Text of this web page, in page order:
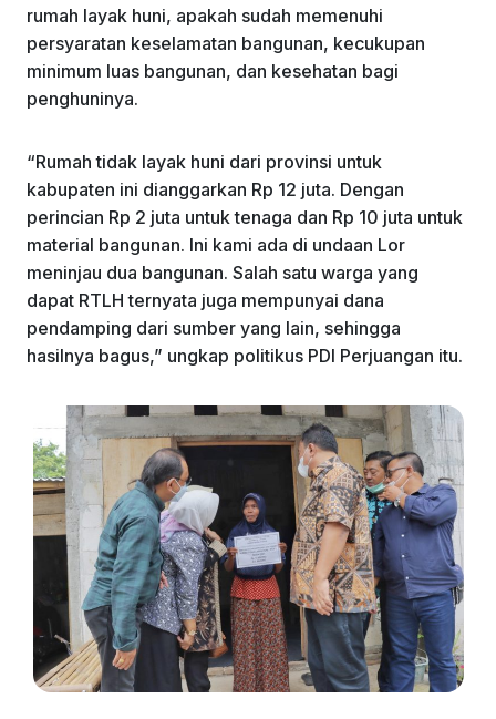
rumah layak huni, apakah sudah memenuhi
persyaratan keselamatan bangunan, kecukupan
minimum luas bangunan, dan kesehatan bagi
penghuninya.
“Rumah tidak layak huni dari provinsi untuk
kabupaten ini dianggarkan Rp 12 juta. Dengan
perincian Rp 2 juta untuk tenaga dan Rp 10 juta untuk
material bangunan. Ini kami ada di undaan Lor
meninjau dua bangunan. Salah satu warga yang
dapat RTLH ternyata juga mempunyai dana
pendamping dari sumber yang lain, sehingga
hasilnya bagus,” ungkap politikus PDI Perjuangan itu.